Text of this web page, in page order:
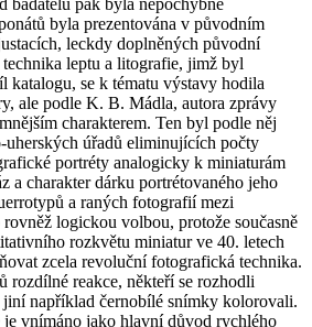
byla prezentována v původním
leckdy doplněných původní
leptu a litografie, jimž byl
katalogu, se k tématu výstavy hodila
ale podle K. B. Mádla, autora zprávy
charakterem. Ten byl podle něj
uherských úřadů eliminujících počty
portréty analogicky k miniaturám
a charakter dárku portrétovaného jeho
a raných fotografií mezi
logickou volbou, protože současně
rozkvětu miniatur ve 40. letech
zcela revoluční fotografická technika.
rozdílné reakce, někteří se rozhodli
jiní například černobílé snímky kolorovali.
vnímáno jako hlavní důvod rychlého